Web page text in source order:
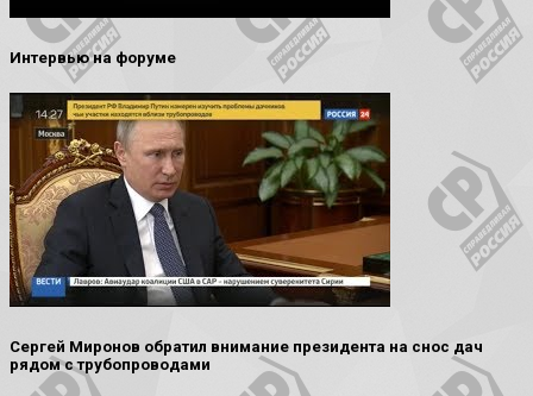
Интервью на форуме
Сергей Миронов обратил внимание президента на снос дач
рядом с трубопроводами